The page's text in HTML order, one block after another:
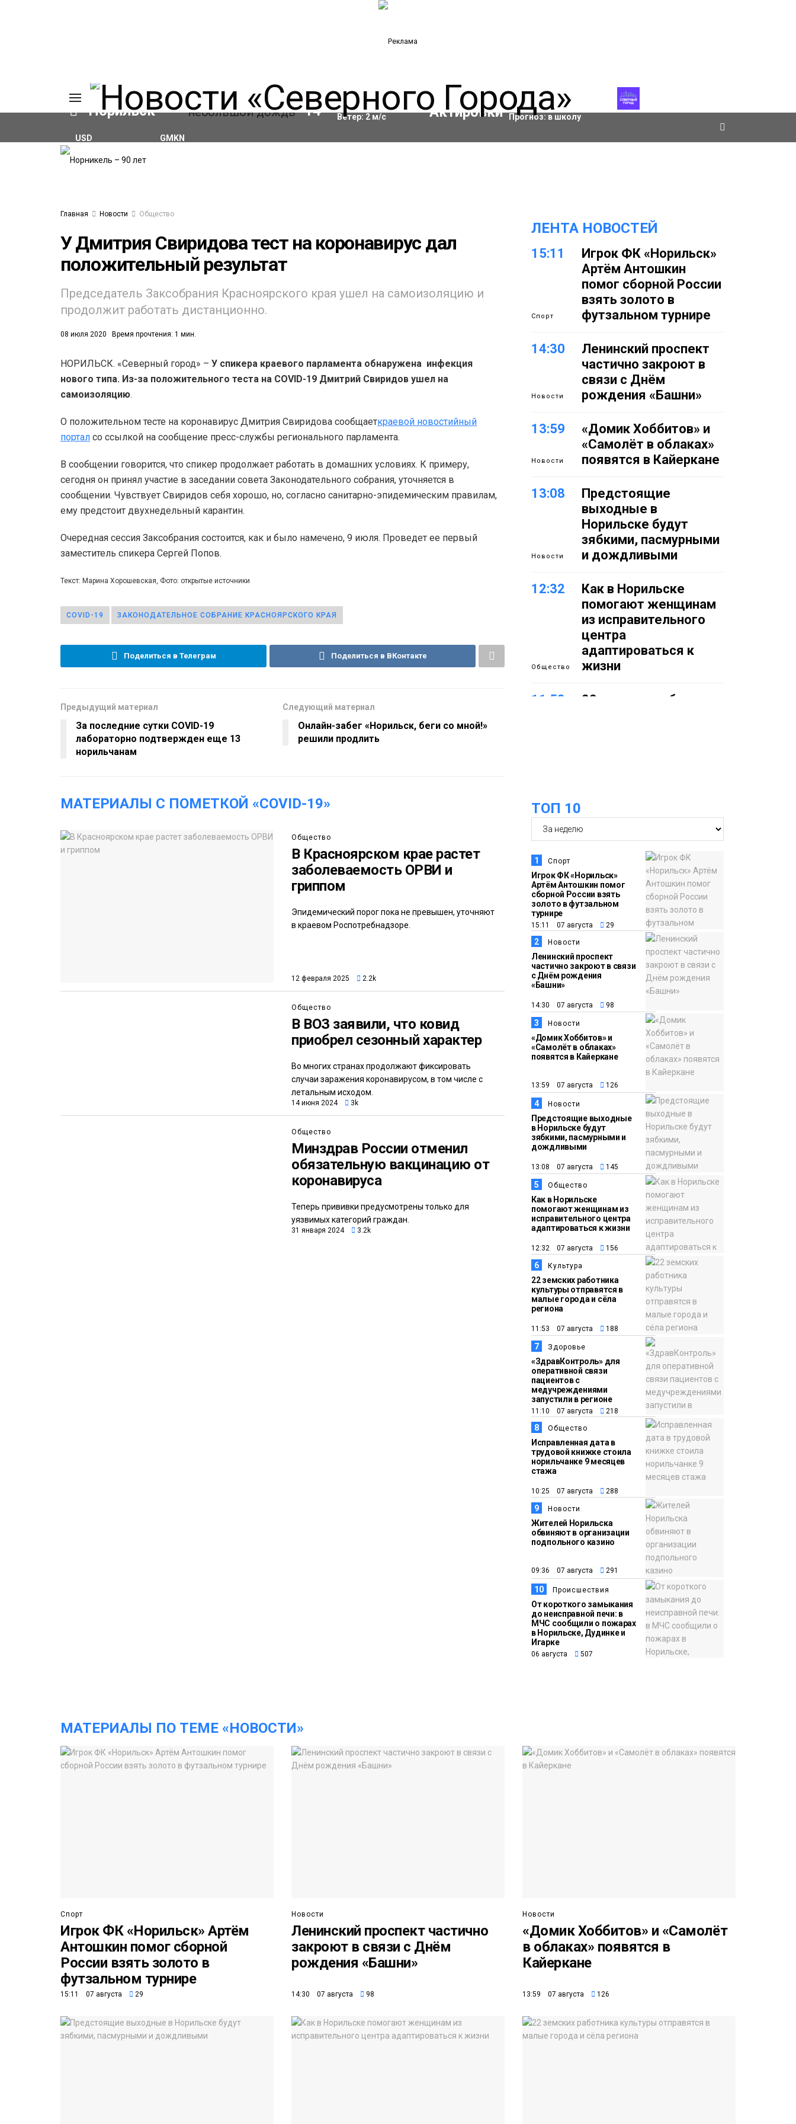
Норильск 14°C Влажность:82%
Ветер: 2м/с
Актировки
Прогноз: в школу
USD
GMKN
Главная Новости Общество
У Дмитрия Свиридова тест на коронавирус дал
положительный результат
Председатель Заксобрания Красноярского края ушел на самоизоляцию и
продолжит работать дистанционно.
08 июля 2020 Время прочтения: 1 мин.
НОРИЛЬСК. «Северный город» – У спикера краевого парламента обнаружена инфекция
нового типа. Из-за положительного теста на COVID-19 Дмитрий Свиридов ушел на
самоизоляцию.
О положительном тесте на коронавирус Дмитрия Свиридова сообщаеткраевой новостийный
портал со ссылкой на сообщение пресс-службы регионального парламента.
В сообщении говорится, что спикер продолжает работать в домашних условиях. К примеру,
сегодня он принял участие в заседании совета Законодательного собрания, уточняется в
сообщении. Чувствует Свиридов себя хорошо, но, согласно санитарно-эпидемическим правилам,
ему предстоит двухнедельный карантин.
Очередная сессия Заксобрания состоится, как и было намечено, 9 июля. Проведет ее первый
заместитель спикера Сергей Попов.
Текст: Марина Хорошевская, Фото: открытые источники
COVID-19 ЗАКОНОДАТЕЛЬНОЕ СОБРАНИЕ КРАСНОЯРСКОГО КРАЯ
Поделиться в Телеграм Поделиться в ВКонтакте
Предыдущий материал
За последние сутки COVID-19
лабораторно подтвержден еще 13
норильчанам
Следующий материал
Онлайн-забег «Норильск, беги со мной!»
решили продлить
МАТЕРИАЛЫ С ПОМЕТКОЙ «COVID-19»
Общество
В Красноярском крае растет
заболеваемость ОРВИ и
гриппом
Эпидемический порог пока не превышен, уточняют
в краевом Роспотребнадзоре.
12 февраля 2025 2.2k
Общество
В ВОЗ заявили, что ковид
приобрел сезонный характер
Во многих странах продолжают фиксировать
случаи заражения коронавирусом, в том числе с
летальным исходом.
14 июня 2024 3k
Общество
Минздрав России отменил
обязательную вакцинацию от
коронавируса
Теперь прививки предусмотрены только для
уязвимых категорий граждан.
31 января 2024 3.2k
ЛЕНТА НОВОСТЕЙ
15:11
Спорт
Игрок ФК «Норильск»
Артём Антошкин
помог сборной России
взять золото в
футзальном турнире
14:30
Новости
Ленинский проспект
частично закроют в
связи с Днём
рождения «Башни»
13:59
Новости
«Домик Хоббитов» и
«Самолёт в облаках»
появятся в Кайеркане
13:08
Новости
Предстоящие
выходные в
Норильске будут
зябкими, пасмурными
и дождливыми
12:32
Общество
Как в Норильске
помогают женщинам
из исправительного
центра
адаптироваться к
жизни
11:53
22 земских работника
Здоровье
медучреждениями
запустили в регионе
10:25
Общество
Исправленная дата в
трудовой книжке
стоила норильчанке 9
месяцев стажа
09:36
Новости
Жителей Норильска
обвиняют в
организации
подпольного казино
18:25
06 августа
Происшествия
От короткого
замыкания до
неисправной печи: в
МЧС сообщили о
пожарах в
Норильске,
Дудинке и Игарке
ТОП 10
1 Спорт
Игрок ФК «Норильск»
Артём Антошкин помог
сборной России взять
золото в футзальном
турнире
15:11 07 августа 29
2 Новости
Ленинский проспект
частично закроют в связи
с Днём рождения
«Башни»
14:30 07 августа 98
3 Новости
«Домик Хоббитов» и
«Самолёт в облаках»
появятся в Кайеркане
13:59 07 августа 126
4 Новости
Предстоящие выходные
в Норильске будут
зябкими, пасмурными и
дождливыми
13:08 07 августа 145
5 Общество
Как в Норильске
помогают женщинам из
исправительного центра
адаптироваться к жизни
12:32 07 августа 156
6 Культура
22 земских работника
культуры отправятся в
малые города и сёла
региона
11:53 07 августа 188
7 Здоровье
«ЗдравКонтроль» для
оперативной связи
пациентов с
медучреждениями
запустили в регионе
11:10 07 августа 218
8 Общество
Исправленная дата в
трудовой книжке стоила
норильчанке 9 месяцев
стажа
10:25 07 августа 288
9 Новости
Жителей Норильска
обвиняют в организации
подпольного казино
09:36 07 августа 291
10 Происшествия
От короткого замыкания
до неисправной печи: в
МЧС сообщили о пожарах
в Норильске, Дудинке и
Игарке
06 августа 507
МАТЕРИАЛЫ ПО ТЕМЕ «НОВОСТИ»
Спорт
Игрок ФК «Норильск» Артём
Антошкин помог сборной
России взять золото в
футзальном турнире
15:11 07 августа 29
Новости
Ленинский проспект частично
закроют в связи с Днём
рождения «Башни»
14:30 07 августа 98
Новости
«Домик Хоббитов» и «Самолёт
в облаках» появятся в
Кайеркане
13:59 07 августа 126